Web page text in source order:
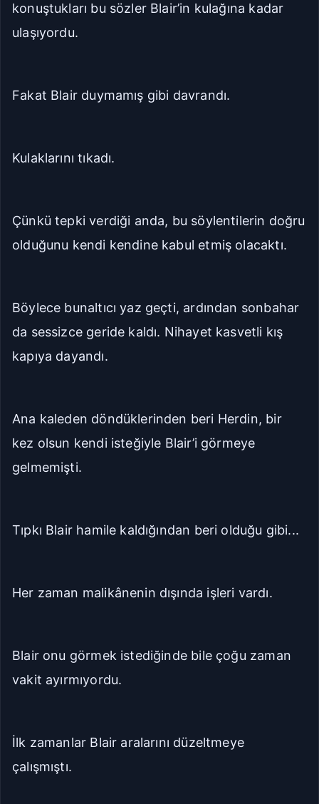
konuştukları bu sözler Blair’in kulağına kadar
ulaşıyordu.
Fakat Blair duymamış gibi davrandı.
Kulaklarını tıkadı.
Çünkü tepki verdiği anda, bu söylentilerin doğru
olduğunu kendi kendine kabul etmiş olacaktı.
Böylece bunaltıcı yaz geçti, ardından sonbahar
da sessizce geride kaldı. Nihayet kasvetli kış
kapıya dayandı.
Ana kaleden döndüklerinden beri Herdin, bir
kez olsun kendi isteğiyle Blair’i görmeye
gelmemişti.
Tıpkı Blair hamile kaldığından beri olduğu gibi...
Her zaman malikânenin dışında işleri vardı.
Blair onu görmek istediğinde bile çoğu zaman
vakit ayırmıyordu.
İlk zamanlar Blair aralarını düzeltmeye
çalışmıştı.